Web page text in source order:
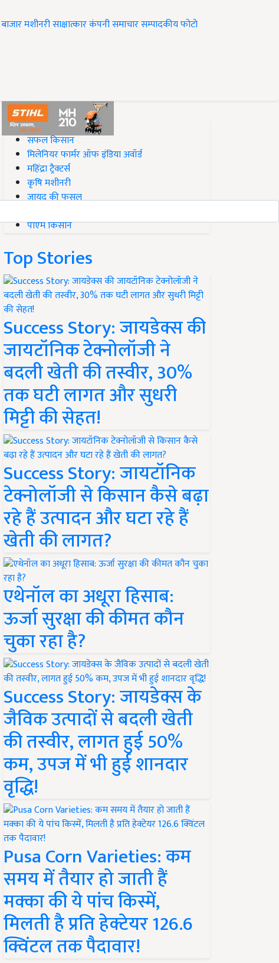
बाजारमशीनरीसाक्षात्कारकंपनी समाचारसम्पादकीयफोटो
#Top on Krishi Jagran
सफल किसान
मिलेनियर फार्मर ऑफ इंडिया अवॉर्ड
महिंद्रा ट्रैक्टर्स
कृषि मशीनरी
जायद की फसल
पीएम किसान
Top Stories
Success Story: जायडेक्स की
जायटॉनिक टेक्नोलॉजी ने
बदली खेती की तस्वीर, 30%
तक घटी लागत और सुधरी
मिट्टी की सेहत!
Success Story: जायटॉनिक
टेक्नोलॉजी से किसान कैसे बढ़ा
रहे हैं उत्पादन और घटा रहे हैं
खेती की लागत?
एथेनॉल का अधूरा हिसाब:
ऊर्जा सुरक्षा की कीमत कौन
चुका रहा है?
Success Story: जायडेक्स के
जैविक उत्पादों से बदली खेती
की तस्वीर, लागत हुई 50%
कम, उपज में भी हुई शानदार
वृद्धि!
Pusa Corn Varieties: कम
समय में तैयार हो जाती हैं
मक्का की ये पांच किस्में,
मिलती है प्रति हेक्टेयर 126.6
क्विंटल तक पैदावार!